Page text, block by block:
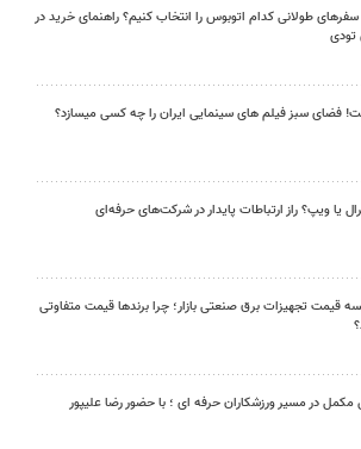
سفرهای طولانی کدام اتوبوس را انتخاب کنیم؟ راهنمای خرید در
تودی
فضای سبز فیلم های سینمایی ایران را چه کسی میسازد؟
یا ویپ؟ راز ارتباطات پایدار در شرکت‌های حرفه‌ای
قیمت تجهیزات برق صنعتی بازار؛ چرا برندها قیمت متفاوتی
در مسیر ورزشکاران حرفه ای ؛ با حضور رضا علیپور